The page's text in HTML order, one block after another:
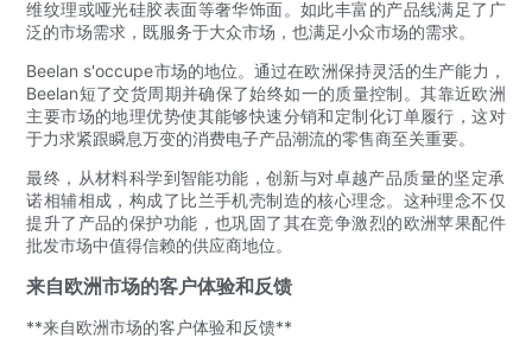
维纹理或哑光硅胶表面等奢华饰面。如此丰富的产品线满足了广
泛的市场需求，既服务于大众市场，也满足小众市场的需求。
Beelan s'occupe市场的地位。通过在欧洲保持灵活的生产能力，
Beelan短了交货周期并确保了始终如一的质量控制。其靠近欧洲
主要市场的地理优势使其能够快速分销和定制化订单履行，这对
于力求紧跟瞬息万变的消费电子产品潮流的零售商至关重要。
最终，从材料科学到智能功能，创新与对卓越产品质量的坚定承
诺相辅相成，构成了比兰手机壳制造的核心理念。这种理念不仅
提升了产品的保护功能，也巩固了其在竞争激烈的欧洲苹果配件
批发市场中值得信赖的供应商地位。
来自欧洲市场的客户体验和反馈
**来自欧洲市场的客户体验和反馈**